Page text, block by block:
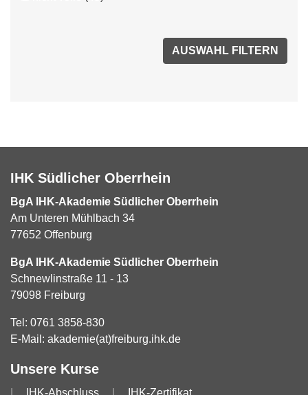
IHK Südlicher Oberrhein
BgA IHK-Akademie Südlicher Oberrhein
Am Unteren Mühlbach 34
77652 Offenburg
BgA IHK-Akademie Südlicher Oberrhein
Schnewlinstraße 11 - 13
79098 Freiburg
Tel: 0761 3858-830
E-Mail: akademie(at)freiburg.ihk.de
Unsere Kurse
IHK-Abschluss IHK-Zertifikat